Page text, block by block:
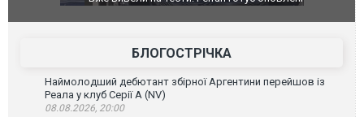
фільму
БЛОГОСТРІЧКА
Наймолодший дебютант збірної Аргентини перейшов із
Реала у клуб Серії А (NV)
08.08.2026, 20:00